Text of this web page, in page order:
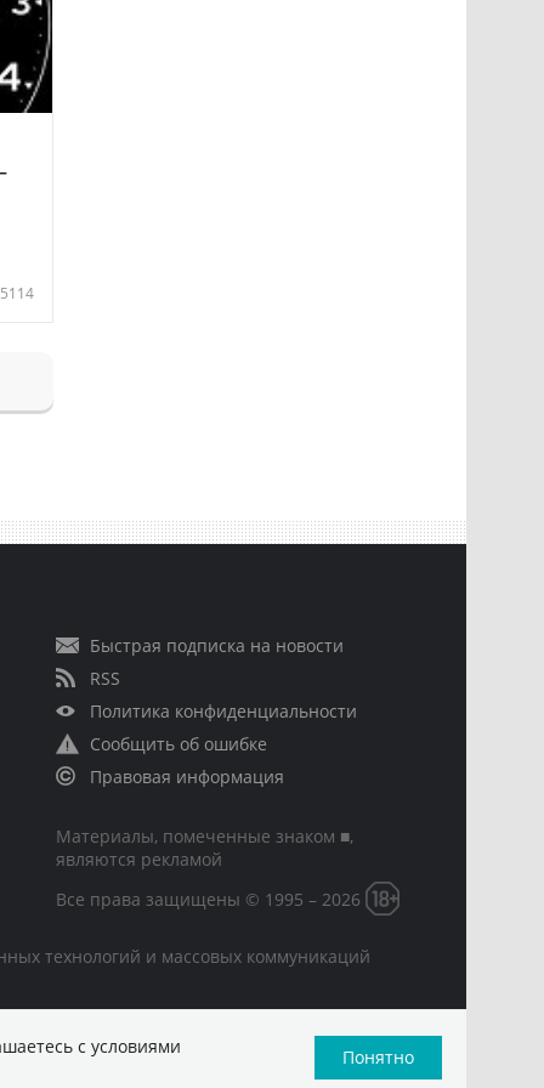
5114
Быстрая подписка на новости
RSS
Политика конфиденциальности
Сообщить об ошибке
Правовая информация
Материалы, помеченные знаком ■,
являются рекламой
Все права защищены © 1995 – 2026
технологий и массовых коммуникаций
с условиями Понятно